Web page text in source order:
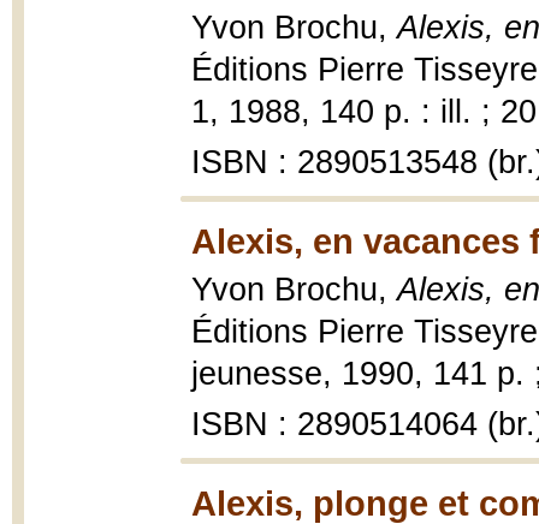
Yvon Brochu,Alexis,
Éditions Pierre
1, 1988, 140 p. : ill. ;
ISBN : 2890513548
Alexis, en vacances
Yvon Brochu,Alexis,
Éditions Pierre
jeunesse, 1990, 141 p.
ISBN : 2890514064
Alexis, plonge et